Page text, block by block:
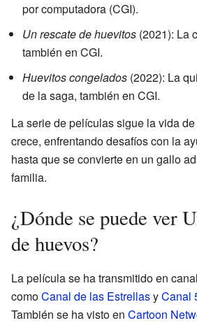
por computadora (CGI).
Un rescate de huevitos (2021): La
también en CGI.
Huevitos congelados (2022): La
de la saga, también en CGI.
La serie de películas sigue la vida
crece, enfrentando desafíos con la
hasta que se convierte en un gallo
familia.
¿Dónde se puede ver
de huevos?
La película se ha transmitido en
comoCanal de las EstrellasyCanal
También se ha visto en Cartoon